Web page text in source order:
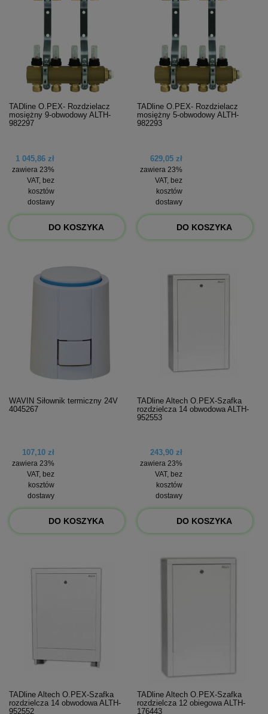
TADline O.PEX- Rozdzielacz
mosiężny 9-obwodowy ALTH-
982297
1 045,86 zł
zawiera 23%
VAT, bez
kosztów
dostawy
DO KOSZYKA
TADline O.PEX- Rozdzielacz
mosiężny 5-obwodowy ALTH-
982293
629,05 zł
zawiera 23%
VAT, bez
kosztów
dostawy
DO KOSZYKA
WAVIN Siłownik termiczny 24V
4045267
107,10 zł
zawiera 23%
VAT, bez
kosztów
dostawy
DO KOSZYKA
TADline Altech O.PEX-Szafka
rozdzielcza 14 obwodowa ALTH-
952553
243,90 zł
zawiera 23%
VAT, bez
kosztów
dostawy
DO KOSZYKA
TADline Altech O.PEX-Szafka
rozdzielcza 14 obwodowa ALTH-
952552
TADline Altech O.PEX-Szafka
rozdzielcza 12 obiegowa ALTH-
176443